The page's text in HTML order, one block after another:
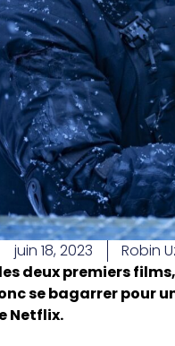
juin 18, 2023 Robin
deux premiers films,
se bagarrer pour
Netflix.